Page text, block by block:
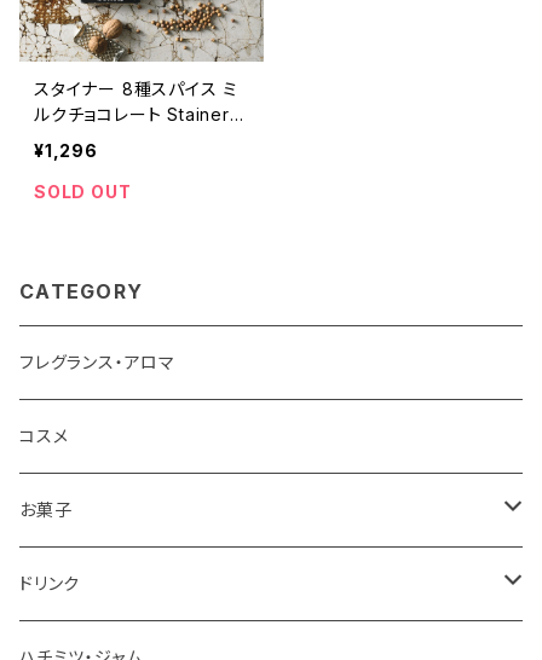
スタイナー 8種スパイス ミ
ルクチョコレート Stainer
チャイ 【カルダモン/シナモ
ン/コリアンダー/スターアニ
ス/ナツメグ/クローブ/キャ
¥1,296
SOLD OUT
CATEGORY
フレグランス・アロマ
コスメ
お菓子
チョコレート
ドリンク
お茶